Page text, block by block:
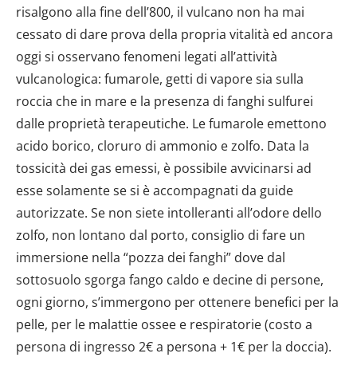
risalgono alla fine dell’800, il vulcano non ha mai
cessato di dare prova della propria vitalità ed ancora
oggi si osservano fenomeni legati all’attività
vulcanologica: fumarole, getti di vapore sia sulla
roccia che in mare e la presenza di fanghi sulfurei
dalle proprietà terapeutiche. Le fumarole emettono
acido borico, cloruro di ammonio e zolfo. Data la
tossicità dei gas emessi, è possibile avvicinarsi ad
esse solamente se si è accompagnati da guide
autorizzate. Se non siete intolleranti all’odore dello
zolfo, non lontano dal porto, consiglio di fare un
immersione nella “pozza dei fanghi” dove dal
sottosuolo sgorga fango caldo e decine di persone,
ogni giorno, s’immergono per ottenere benefici per la
pelle, per le malattie ossee e respiratorie (costo a
persona di ingresso 2€ a persona + 1€ per la doccia).